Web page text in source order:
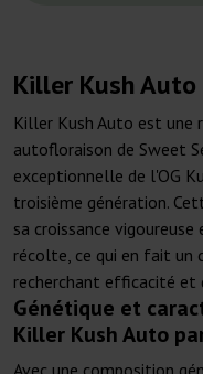
Killer Kush Auto
Killer Kush Auto est une
autofloraison de Sweet
exceptionnelle de l'OG
troisième génération.
sa croissance
récolte, ce qui en fait un
recherchant efficacité et
Génétique et
Killer Kush Auto